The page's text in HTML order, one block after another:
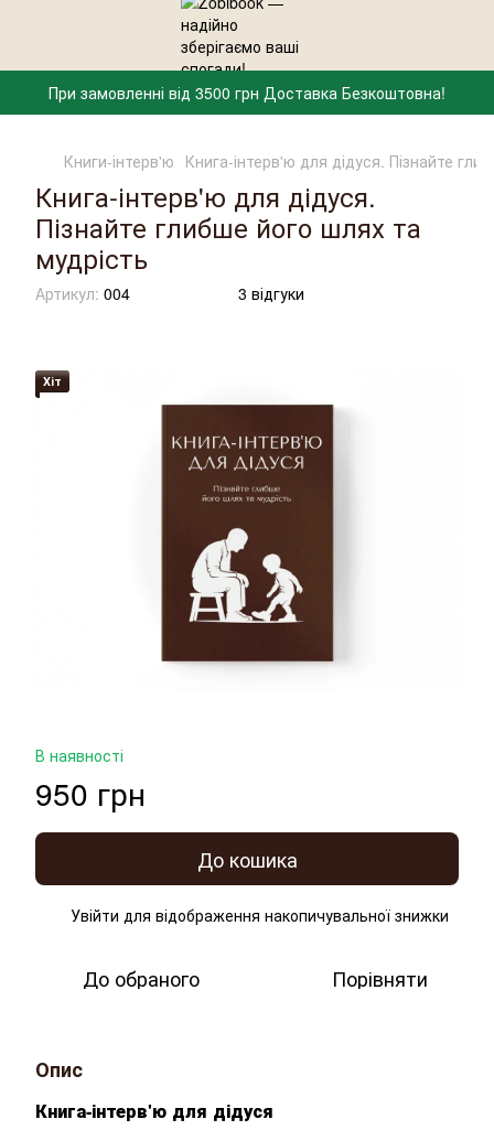
При замовленні від 3500 грн Доставка Безкоштовна!
Книги-інтерв'ю Книга-інтерв'ю для дідуся. Пізнайте
Книга-інтерв'ю для дідуся.
Пізнайте глибше його шлях та
мудрість
Артикул: 004 3 відгуки
Хіт
В наявності
950 грн
До кошика
Увійти для відображення накопичувальної знижки
До обраного Порівняти
Опис
Книга-інтерв'ю для дідуся